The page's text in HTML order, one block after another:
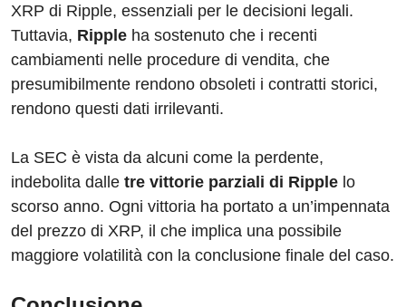
XRP di Ripple, essenziali per le decisioni legali.
Tuttavia, Ripple ha sostenuto che i recenti
cambiamenti nelle procedure di vendita, che
presumibilmente rendono obsoleti i contratti storici,
rendono questi dati irrilevanti.
La SEC è vista da alcuni come la perdente,
indebolita dalle tre vittorie parziali di Ripple lo
scorso anno. Ogni vittoria ha portato a un’impennata
del prezzo di XRP, il che implica una possibile
maggiore volatilità con la conclusione finale del caso.